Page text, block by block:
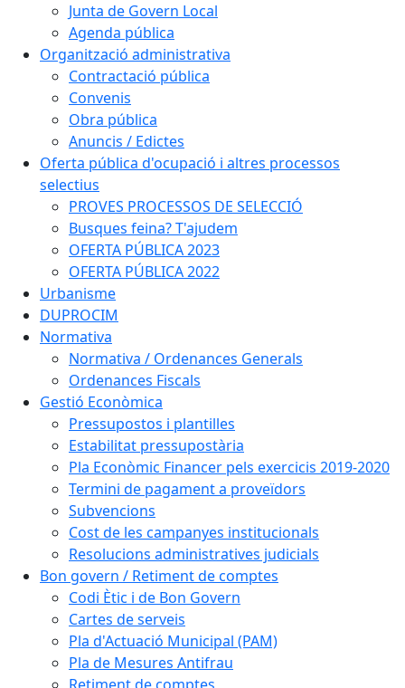
Junta de Govern Local
Agenda pública
Organització administrativa
Contractació pública
Convenis
Obra pública
Anuncis / Edictes
Oferta pública d'ocupació i altres processos
selectius
PROVES PROCESSOS DE SELECCIÓ
Busques feina? T'ajudem
OFERTA PÚBLICA 2023
OFERTA PÚBLICA 2022
Urbanisme
DUPROCIM
Normativa
Normativa / Ordenances Generals
Ordenances Fiscals
Gestió Econòmica
Pressupostos i plantilles
Estabilitat pressupostària
Pla Econòmic Financer pels exercicis 2019-2020
Termini de pagament a proveïdors
Subvencions
Cost de les campanyes institucionals
Resolucions administratives judicials
Bon govern / Retiment de comptes
Codi Ètic i de Bon Govern
Cartes de serveis
Pla d'Actuació Municipal (PAM)
Pla de Mesures Antifrau